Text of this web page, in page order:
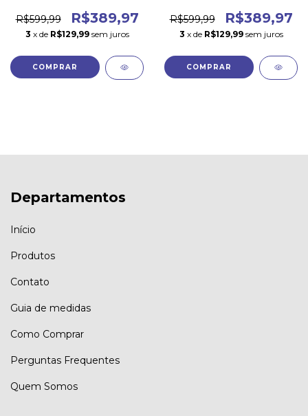
R$599,99
R$389,97
3 x de R$129,99 sem juros
COMPRAR
R$599,99 R$389,97
3 x de R$129,99 sem juros
COMPRAR
Departamentos
Início
Produtos
Contato
Guia de medidas
Como Comprar
Perguntas Frequentes
Quem Somos